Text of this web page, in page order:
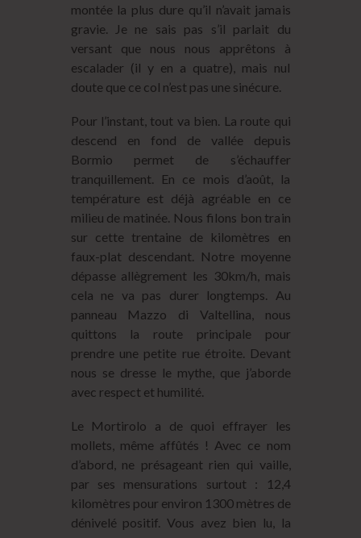
montée la plus dure qu’il n’avait jamais
gravie. Je ne sais pas s’il parlait du
versant que nous nous apprêtons à
escalader (il y en a quatre), mais nul
doute que ce col n’est pas une sinécure.
Pour l’instant, tout va bien. La route qui
descend en fond de vallée depuis
Bormio permet de s’échauffer
tranquillement. En ce mois d’août, la
température est déjà agréable en ce
milieu de matinée. Nous filons bon train
sur cette trentaine de kilomètres en
faux-plat descendant. Notre moyenne
dépasse allègrement les 30km/h, mais
cela ne va pas durer longtemps. Au
panneau Mazzo di Valtellina, nous
quittons la route principale pour
prendre une petite rue étroite. Devant
nous se dresse le mythe, que j’aborde
avec respect et humilité.
Le Mortirolo a de quoi effrayer les
mollets, même affûtés ! Avec ce nom
d’abord, ne présageant rien qui vaille,
par ses mensurations surtout : 12,4
kilomètres pour environ 1300 mètres de
dénivelé positif. Vous avez bien lu, la